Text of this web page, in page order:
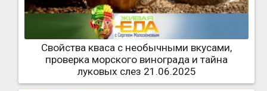
Свойства кваса с необычными вкусами,
проверка морского винограда и тайна
луковых слез 21.06.2025